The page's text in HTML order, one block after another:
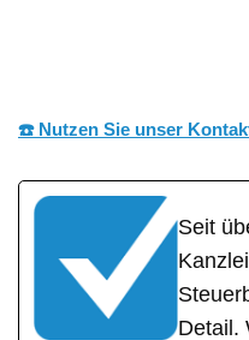
☎️ Nutzen Sie unser
Seit
Detail.